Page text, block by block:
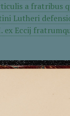
a fratribus
Lutheri
ex Eccij